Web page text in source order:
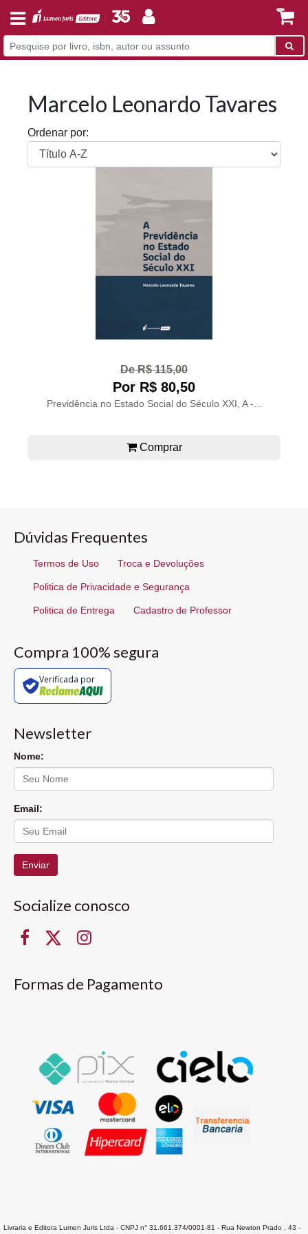
Marcelo Leonardo Tavares
Ordenar por:
De R$ 115,00
Por R$ 80,50
Previdência no Estado Social do Século XXI, A -...
Comprar
Dúvidas Frequentes
Termos de Uso Troca e Devoluções
Politica de Privacidade e Segurança
Politica de Entrega Cadastro de Professor
Compra 100% segura
Verificada por
Newsletter
Nome:
Email:
Enviar
Socialize conosco
Formas de Pagamento
Livraria e Editora Lumen Juris Ltda - CNPJ n° 31.661.374/0001-81 - Rua Newton Prado , 43 -